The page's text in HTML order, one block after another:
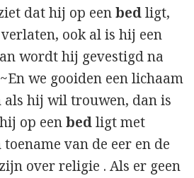
dat hij op eenbedligt,
ook al is hij een
wordt hij gevestigd na
we gooiden een lichaam
als hij wil trouwen, dan is
op eenbedligt met
van de eer en de
over religie . Als er geen